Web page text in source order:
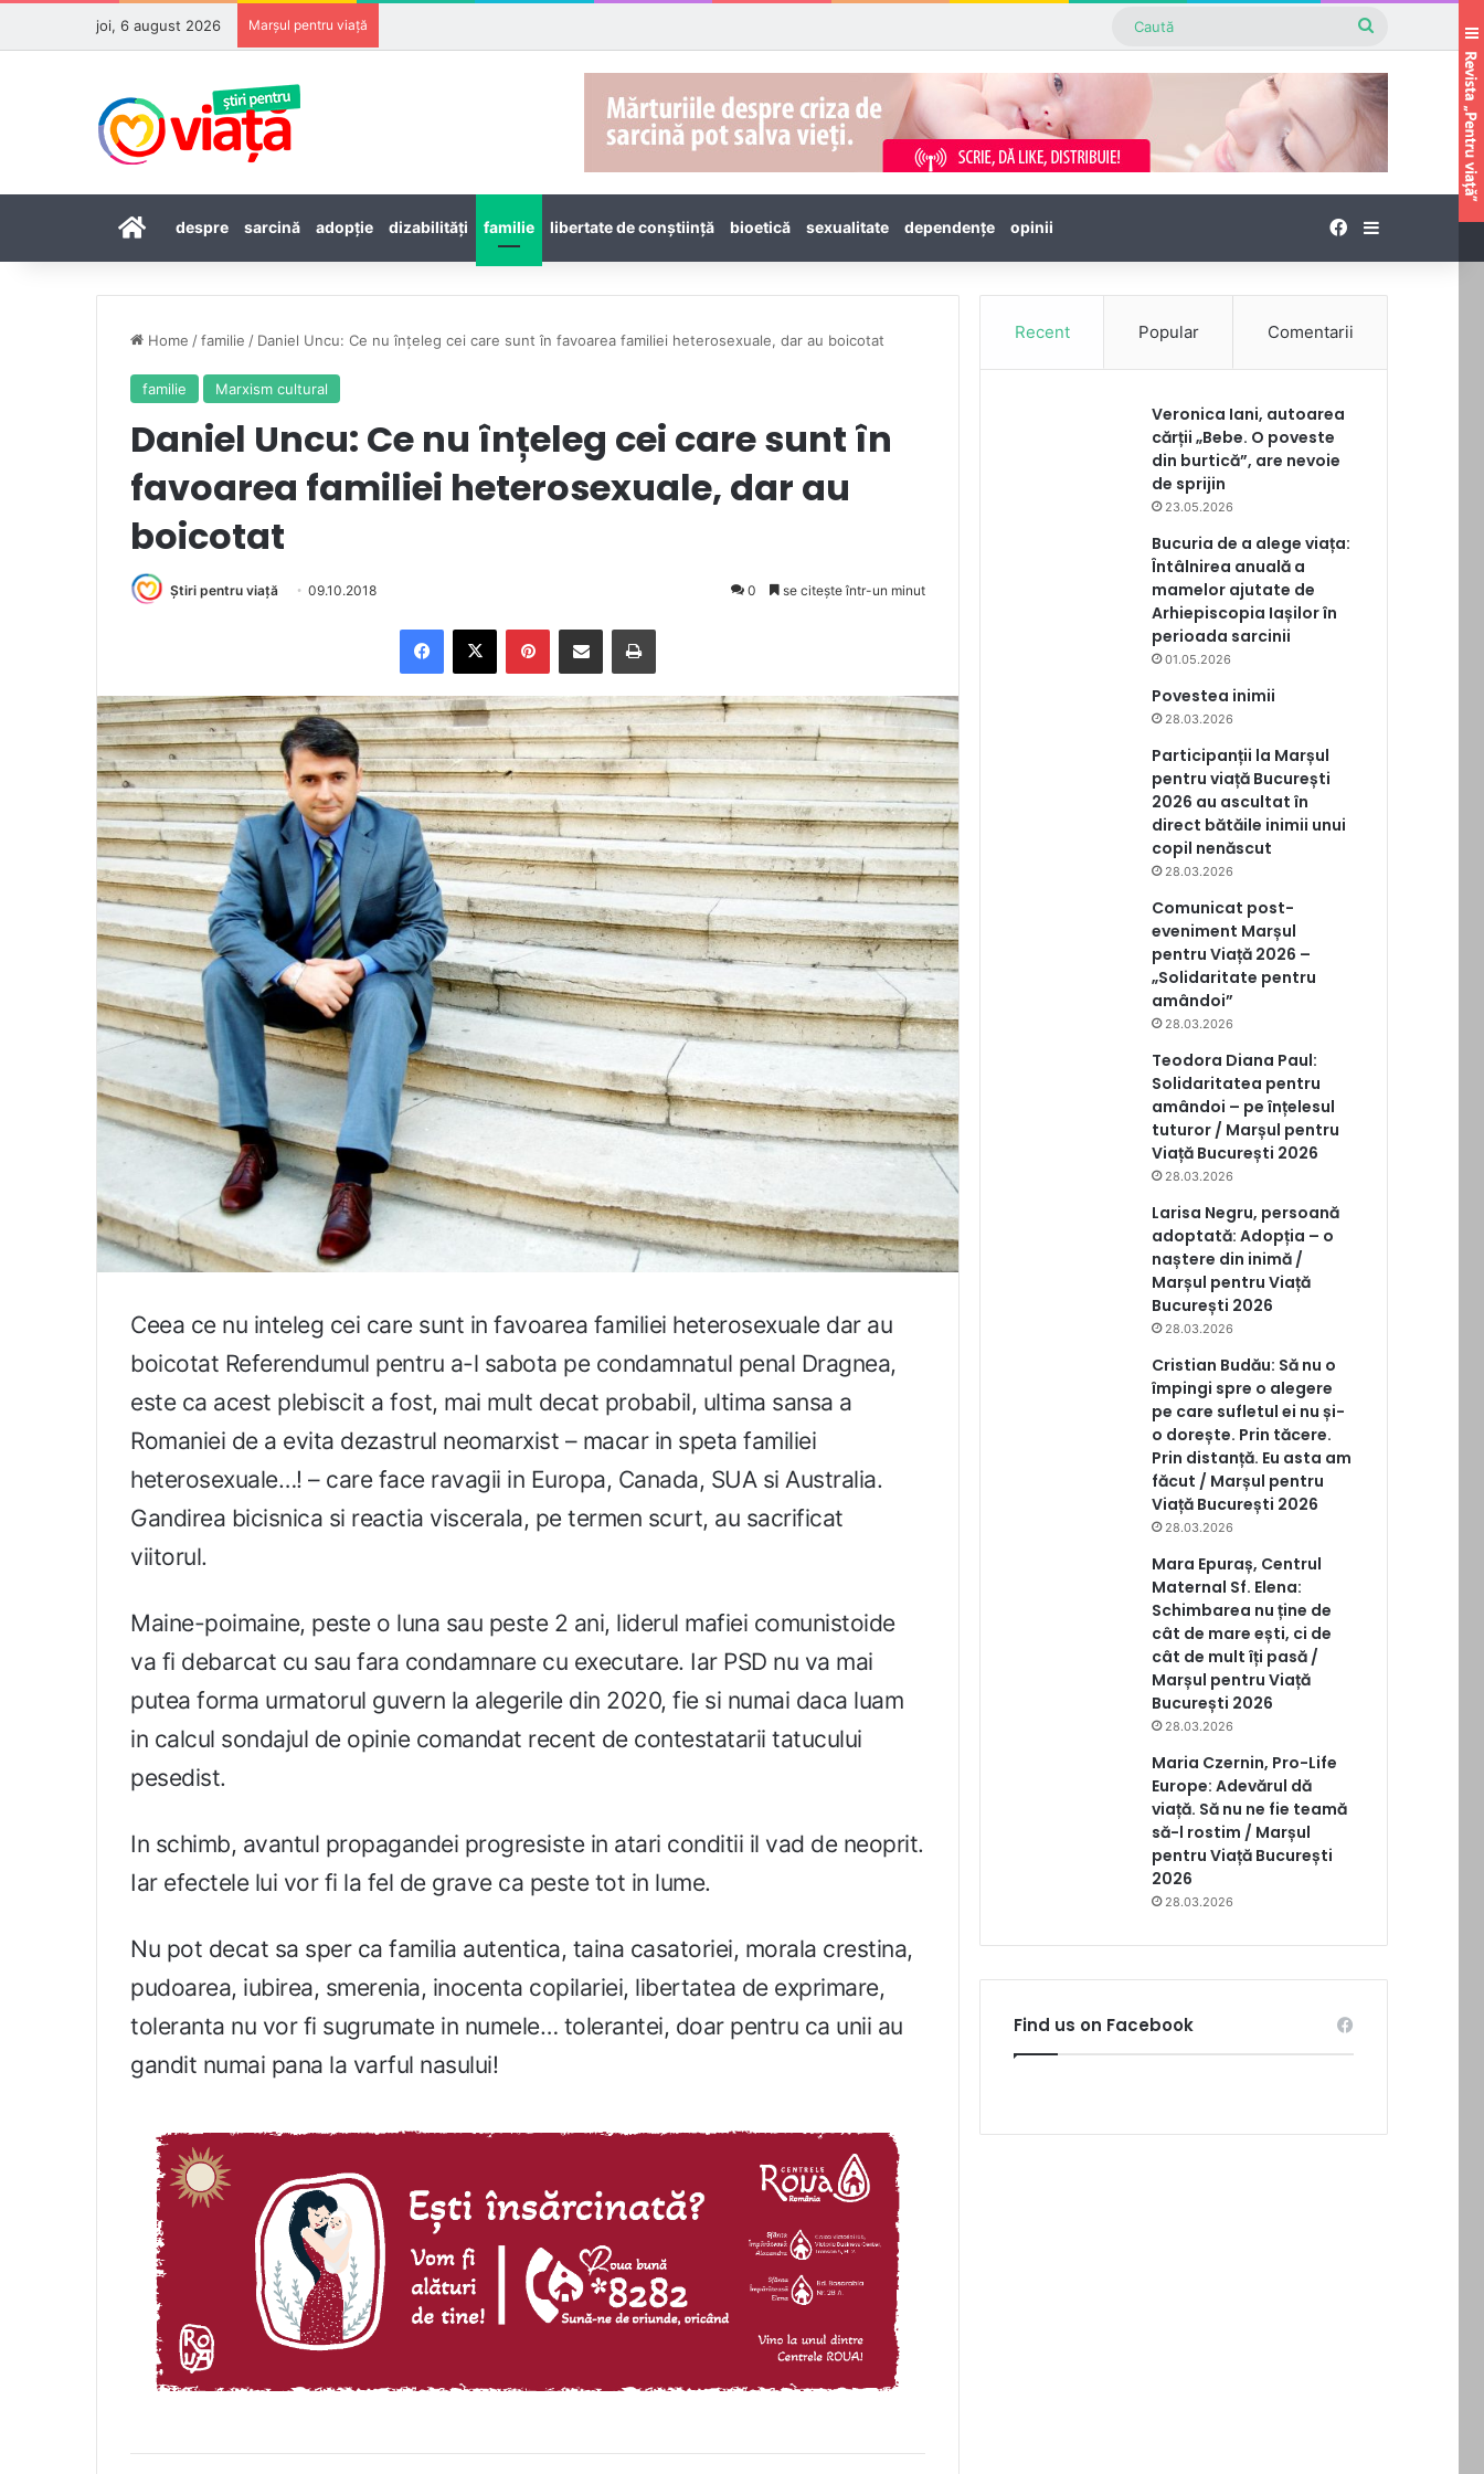
joi, 6 august 2026 Marșul pentru viață
Prima pagină
despre sarcină adopţie dizabilităţi familie libertate de conștiință bioetică sexualitate dependenţe opinii Facebook
Home /familie / Daniel Uncu: Ce nu înțeleg cei care sunt în favoarea familiei heterosexuale, dar au boicotat
familie Marxism cultural
Daniel Uncu: Ce nu înțeleg cei care sunt în
favoarea familiei heterosexuale, dar au
boicotat
Știri pentru viață 09.10.2018 0 se citește într-un minut
Ceea ce nu inteleg cei care sunt in favoarea familiei heterosexuale dar au
boicotat Referendumul pentru a-l sabota pe condamnatul penal Dragnea,
este ca acest plebiscit a fost, mai mult decat probabil, ultima sansa a
Romaniei de a evita dezastrul neomarxist – macar in speta familiei
heterosexuale…! – care face ravagii in Europa, Canada, SUA si Australia.
Gandirea bicisnica si reactia viscerala, pe termen scurt, au sacrificat
viitorul.
Maine-poimaine, peste o luna sau peste 2 ani, liderul mafiei comunistoide
va fi debarcat cu sau fara condamnare cu executare. Iar PSD nu va mai
putea forma urmatorul guvern la alegerile din 2020, fie si numai daca luam
in calcul sondajul de opinie comandat recent de contestatarii tatucului
pesedist.
In schimb, avantul propagandei progresiste in atari conditii il vad de neoprit.
Iar efectele lui vor fi la fel de grave ca peste tot in lume.
Nu pot decat sa sper ca familia autentica, taina casatoriei, morala crestina,
pudoarea, iubirea, smerenia, inocenta copilariei, libertatea de exprimare,
toleranta nu vor fi sugrumate in numele… tolerantei, doar pentru ca unii au
gandit numai pana la varful nasului!
Recent Popular Comentarii
Veronica Iani, autoarea
cărții „Bebe. O poveste
din burtică”, are nevoie
de sprijin
23.05.2026
Bucuria de a alege viața:
Întâlnirea anuală a
mamelor ajutate de
Arhiepiscopia Iașilor în
perioada sarcinii
01.05.2026
Povestea inimii
28.03.2026
Participanții la Marșul
pentru viață București
2026 au ascultat în
direct bătăile inimii unui
copil nenăscut
28.03.2026
Comunicat post-
eveniment Marșul
pentru Viață 2026 –
„Solidaritate pentru
amândoi”
28.03.2026
Teodora Diana Paul:
Solidaritatea pentru
amândoi – pe înțelesul
tuturor / Marșul pentru
Viață București 2026
28.03.2026
Larisa Negru, persoană
adoptată: Adopția – o
naștere din inimă /
Marșul pentru Viață
București 2026
28.03.2026
Cristian Budău: Să nu o
împingi spre o alegere
pe care sufletul ei nu și-
o dorește. Prin tăcere.
Prin distanță. Eu asta am
făcut / Marșul pentru
Viață București 2026
28.03.2026
Mara Epuraș, Centrul
Maternal Sf. Elena:
Schimbarea nu ține de
cât de mare ești, ci de
cât de mult îți pasă /
Marșul pentru Viață
București 2026
28.03.2026
Maria Czernin, Pro-Life
Europe: Adevărul dă
viață. Să nu ne fie teamă
să-l rostim / Marșul
pentru Viață București
2026
28.03.2026
Find us on Facebook